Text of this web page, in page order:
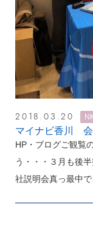
2018.03.20
マイナビ香川 会
HP・ブログご観覧
う・・・３月も後
社説明会真っ最中